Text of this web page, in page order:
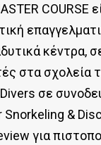
κέντρα,
στα σχολεία
σε
&
για